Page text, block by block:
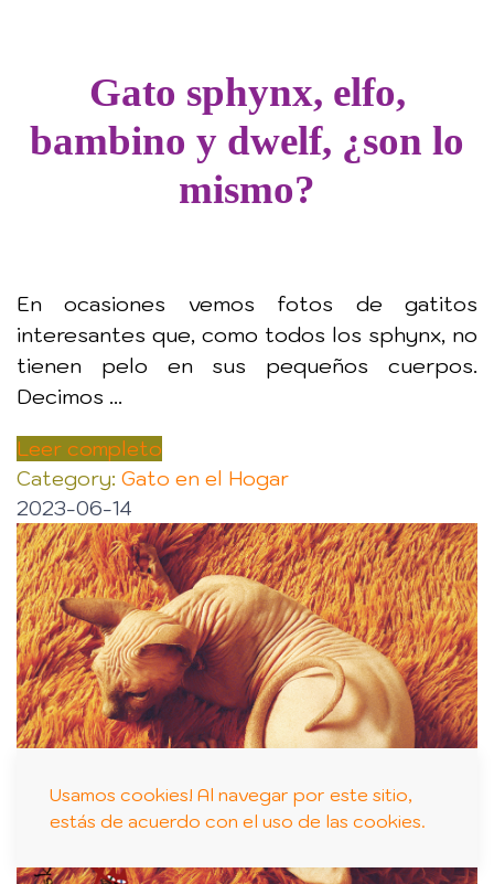
Usamos cookies! Al navegar por este sitio,
estás de acuerdo con el uso de las cookies.
Gato sphynx, elfo,
bambino y dwelf, ¿son lo
mismo?
En ocasiones vemos fotos de gatitos
interesantes que, como todos los sphynx, no
tienen pelo en sus pequeños cuerpos.
Decimos ...
Leer completo
Category: Gato en el Hogar
2023-06-14